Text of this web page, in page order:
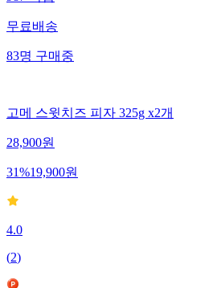
무료배송
83명 구매중
고메 스윗치즈 피자 325g x2개
28,900원
31%19,900원
4.0
(2)